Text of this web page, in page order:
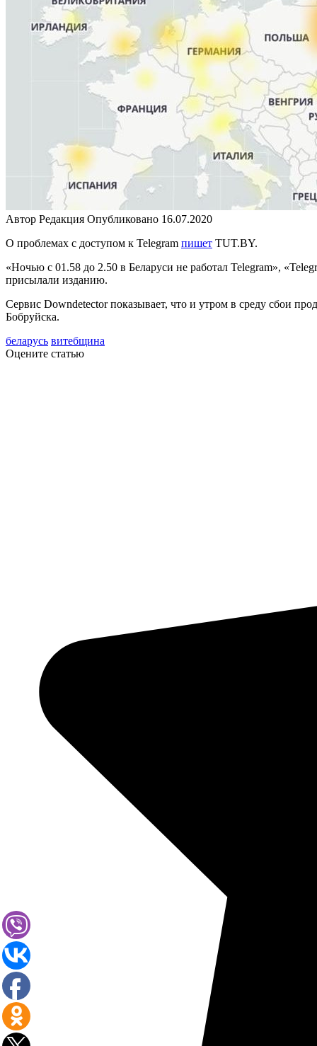
Автор Редакция Опубликовано 16.07.2020
О проблемах с доступом к Telegram пишет TUT.BY.
«Ночью с 01.58 до 2.50 в Беларуси не работал Telegram»,
присылали изданию.
Сервис Downdetector показывает, что и утром в среду сбои
Бобруйска.
беларусь витебщина
Оцените статью